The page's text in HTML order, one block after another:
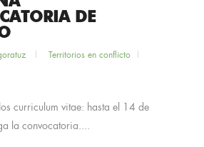
DE
Territorios en conflicto
curriculum vitae: hasta el 14 de
la convocatoria....